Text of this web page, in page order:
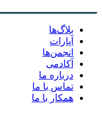
بلاگ‌ها
آپارات
انجمن‌ها
آکادمی
درباره ما
تماس با ما
همکار با ما